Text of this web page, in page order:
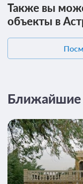
после
составляет 315 руб.
Также вы
объекты в
Ближайшие